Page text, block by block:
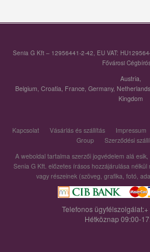
Senia G Kft – 12956441-2-42, EU VAT:
Fővárosi
Austria,
Belgium, Croatia, France, Germany, Netherlands
Kingdom
Kapcsolat Vásárlás és szállítás Impressum
Group
Szerződési
A weboldal tartalma szerzői jogvédelem alá
Senia G Kft. előzetes írásos hozzájárulása
vagy részeinek (szöveg, grafika, fotó,
Telefonos
Hétköznap 09:00-